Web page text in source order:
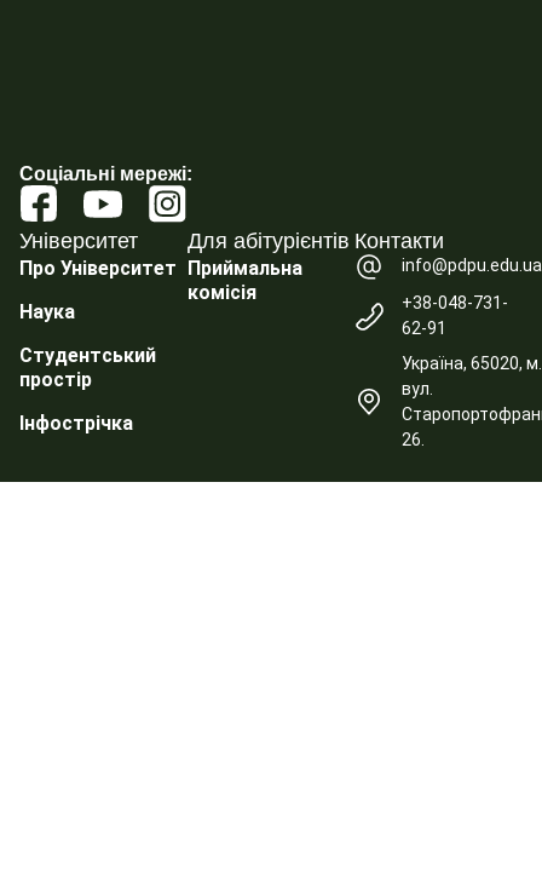
Соціальні мережі:
Університет
Про Університет
Наука
Студентський
простір
Інфострічка
Для абітурієнтів
Приймальна
комісія
Контакти
info@pdpu.edu.ua
+38-048-731-
62-91
Україна, 65020,
вул.
26.